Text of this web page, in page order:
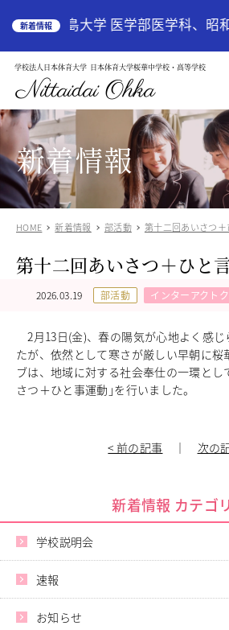
新着情報広島大学 医学部医学科、昭
学校法人日本体育大学 日本体育大学桜華中学校・高等学校
Nittaidai Ohka
HOME
学校案内
教育理念
ご挨拶
グランドデザイン
施設紹介
学校紹介動画
アクセス
受験生の方へ
中学入試関連
高校入試関係
説明会・オープンスクール
中学校 Junior
中学校教育
独自の教育
高等学校
コース紹介
アドバンストコース
総合進学コース
総合スポーツコース
新着情報
HOME 新着情報 部活動 第十二回あいさつ
第十二回あいさつ＋ひと
2026.03.19 部活動 インターアクト
2月13日(金)、春の陽気が心地よく感
たが、依然として寒さが厳しい早朝に桜
ブは、地域に対する社会奉仕の一環とし
さつ＋ひと事運動｣を行いました。
< 前の記事 ｜ 次の
新着情報 カテゴ
学校説明会
速報
お知らせ